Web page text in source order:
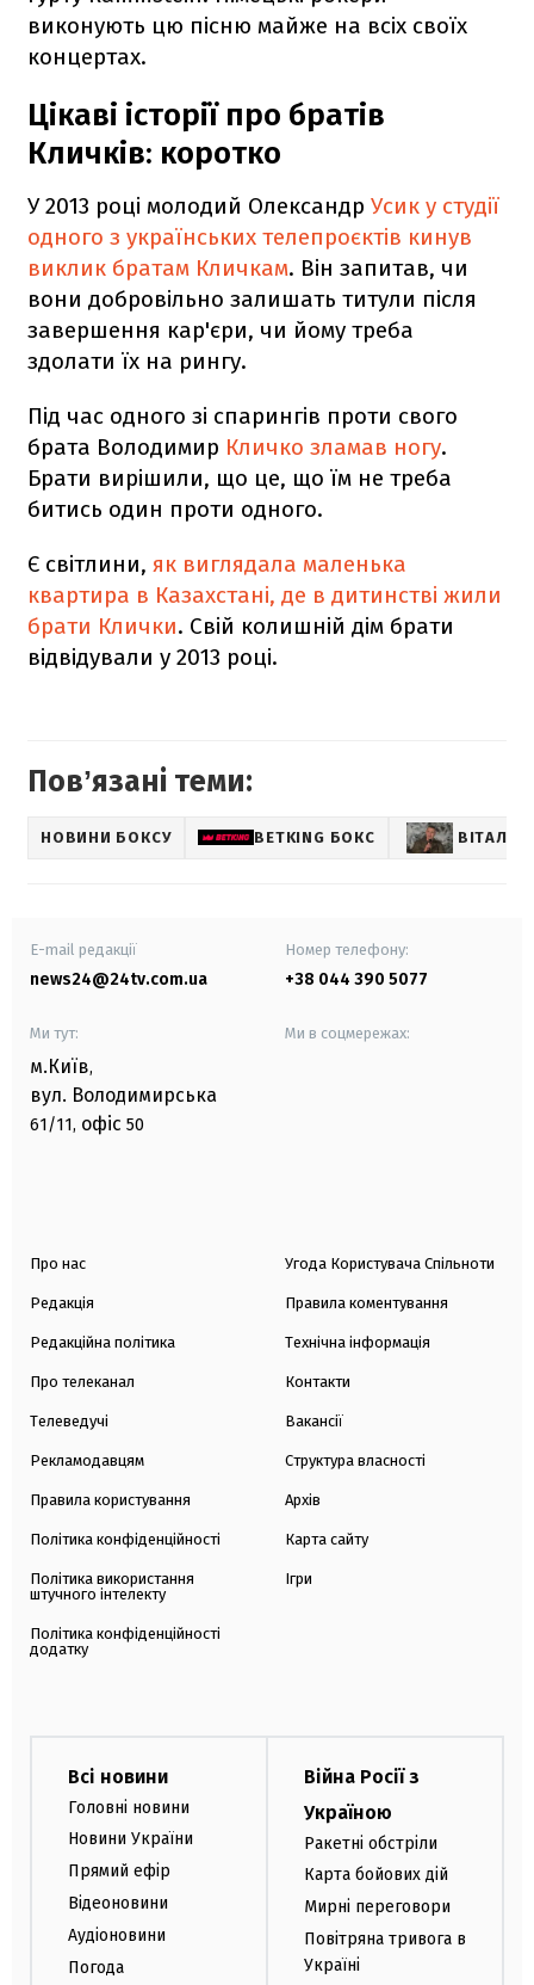
виконують цю пісню майже на всіх своїх
концертах.
Цікаві історії про братів
Кличків: коротко
У 2013 році молодий Олександр Усик у студії
одного з українських телепроєктів кинув
виклик братам Кличкам. Він запитав, чи
вони добровільно залишать титули після
завершення кар'єри, чи йому треба
здолати їх на рингу.
Під час одного зі спарингів проти свого
брата Володимир Кличко зламав ногу.
Брати вирішили, що це, що їм не треба
битись один проти одного.
Є світлини, як виглядала маленька
квартира в Казахстані, де в дитинстві жили
брати Клички. Свій колишній дім брати
відвідували у 2013 році.
Повʼязані теми:
НОВИНИ БОКСУ BETKING БОКС
E-mail редакції
news24@24tv.com.ua
Номер телефону:
+38 044 390 5077
Ми тут:
м.Київ,
вул. Володимирська
61/11, офіс 50
Ми в соцмережах:
Про нас
Редакція
Редакційна політика
Про телеканал
Телеведучі
Рекламодавцям
Правила користування
Політика конфіденційності
Політика використання
штучного інтелекту
Політика конфіденційності
додатку
Угода Користувача Спільноти
Правила коментування
Технічна інформація
Контакти
Вакансії
Структура власності
Архів
Карта сайту
Ігри
Всі новини
Головні новини
Новини України
Прямий ефір
Відеоновини
Аудіоновини
Погода
Війна Росії з
Україною
Ракетні обстріли
Карта бойових дій
Мирні переговори
Повітряна тривога в
Україні